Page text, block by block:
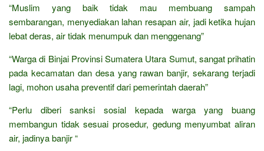
“Muslim yang baik tidak mau membuang sampah
sembarangan, menyediakan lahan resapan air, jadi ketika hujan
lebat deras, air tidak menumpuk dan menggenang”
“Warga di Binjai Provinsi Sumatera Utara Sumut, sangat prihatin
pada kecamatan dan desa yang rawan banjir, sekarang terjadi
lagi, mohon usaha preventif dari pemerintah daerah”
“Perlu diberi sanksi sosial kepada warga yang buang
membangun tidak sesuai prosedur, gedung menyumbat aliran
air, jadinya banjir “